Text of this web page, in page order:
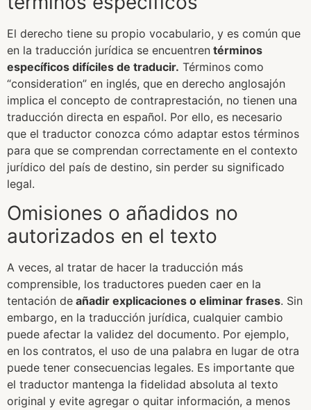
El derecho tiene su propio vocabulario, y es común que
en la traducción jurídica se encuentren términos
específicos difíciles de traducir. Términos como
“consideration” en inglés, que en derecho anglosajón
implica el concepto de contraprestación, no tienen una
traducción directa en español. Por ello, es necesario
que el traductor conozca cómo adaptar estos términos
para que se comprendan correctamente en el contexto
jurídico del país de destino, sin perder su significado
legal.
Omisiones o añadidos no
autorizados en el texto
A veces, al tratar de hacer la traducción más
comprensible, los traductores pueden caer en la
tentación de añadir explicaciones o eliminar frases. Sin
embargo, en la traducción jurídica, cualquier cambio
puede afectar la validez del documento. Por ejemplo,
en los contratos, el uso de una palabra en lugar de otra
puede tener consecuencias legales. Es importante que
el traductor mantenga la fidelidad absoluta al texto
original y evite agregar o quitar información, a menos